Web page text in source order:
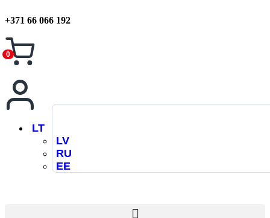
+371 66 066 192
0
LT
LV
RU
EE